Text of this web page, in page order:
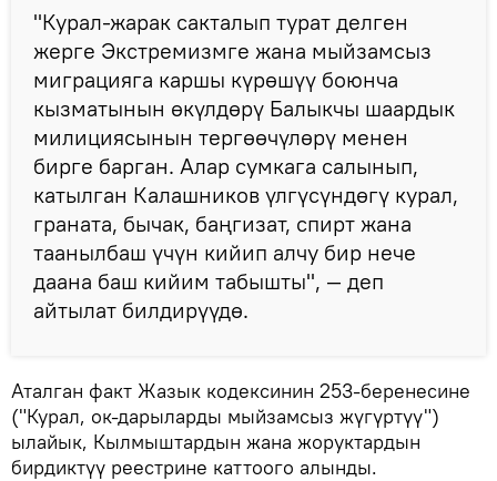
"Курал-жарак сакталып турат делген
жерге Экстремизмге жана мыйзамсыз
миграцияга каршы күрөшүү боюнча
кызматынын өкүлдөрү Балыкчы шаардык
милициясынын тергөөчүлөрү менен
бирге барган. Алар сумкага салынып,
катылган Калашников үлгүсүндөгү курал,
граната, бычак, баңгизат, спирт жана
таанылбаш үчүн кийип алчу бир нече
даана баш кийим табышты", — деп
айтылат билдирүүдө.
Аталган факт Жазык кодексинин 253-беренесине
("Курал, ок-дарыларды мыйзамсыз жүгүртүү")
ылайык, Кылмыштардын жана жоруктардын
бирдиктүү реестрине каттоого алынды.